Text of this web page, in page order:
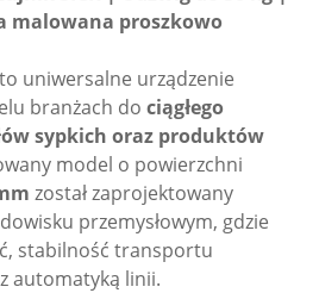
malowana proszkowo
uniwersalne urządzenie
branżach do ciągłego
sypkich oraz produktów
model o powierzchni
został zaprojektowany
przemysłowym, gdzie
stabilność transportu
automatyką linii.